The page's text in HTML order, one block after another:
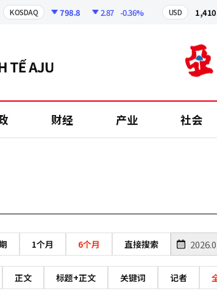
KOSDAQ 798.8 2.87 -0.36% USD
财经 产业 社会
1个月 6个月 直接搜索
正文 标题+正文 关键词 记者